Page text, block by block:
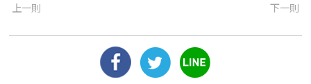
上一則 下一則